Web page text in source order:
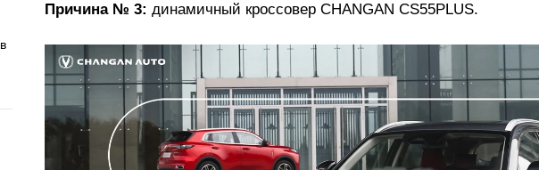
Причина № 3: динамичный кроссовер CHANGAN CS55PLUS.